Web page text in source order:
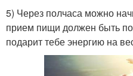
5) Через полчаса можно
прием пищи должен быть
подарит тебе энергию на